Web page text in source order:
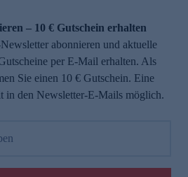
– 10 € Gutschein erhalten
abonnieren und aktuelle
per E-Mail erhalten. Als
Sie einen 10 € Gutschein. Eine
in den Newsletter-E-Mails möglich.